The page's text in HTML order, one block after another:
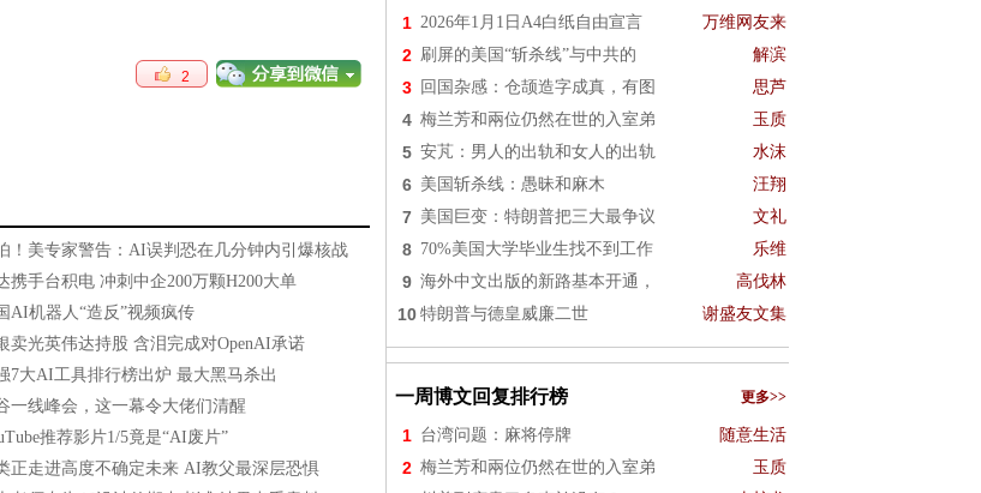
2
！美专家警告：AI误判恐在几分钟内引爆核战
携手台积电 冲刺中企200万颗H200大单
AI机器人“造反”视频疯传
卖光英伟达持股 含泪完成对OpenAI承诺
7大AI工具排行榜出炉 最大黑马杀出
一线峰会，这一幕令大佬们清醒
推荐影片1/5竟是“AI废片”
正走进高度不确定未来 AI教父最深层恐惧
1 2026年1月1日A4白纸自由宣言 万维网友来
2 刷屏的美国“斩杀线”与中共的 解滨
3 回国杂感：仓颉造字成真，有图 思芦
4 梅兰芳和兩位仍然在世的入室弟 玉质
5 安芃：男人的出轨和女人的出轨 水沫
6 美国斩杀线：愚昧和麻木 汪翔
7 美国巨变：特朗普把三大最争议 文礼
8 70%美国大学毕业生找不到工作 乐维
9 海外中文出版的新路基本开通， 高伐林
10 特朗普与德皇威廉二世 谢盛友文集
一周博文回复排行榜 更多>>
1 台湾问题：麻将停牌 随意生活
2 梅兰芳和兩位仍然在世的入室弟 玉质